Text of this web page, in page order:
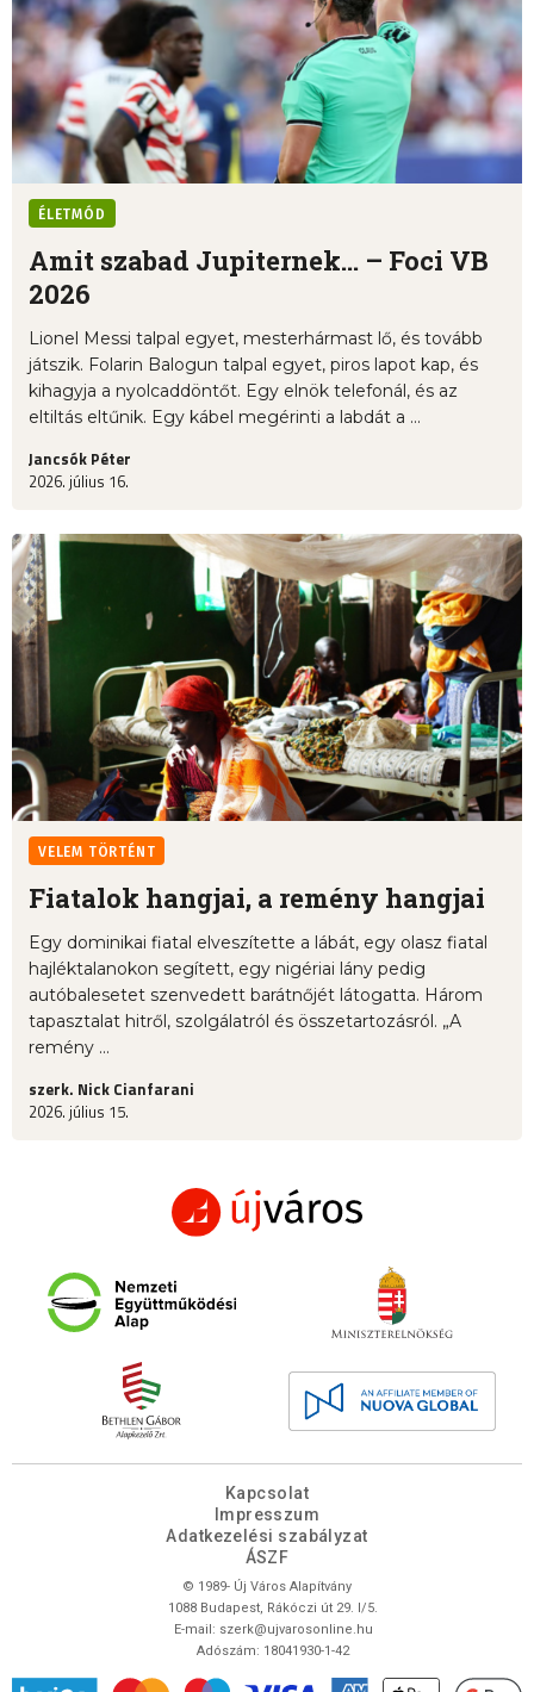
ÉLETMÓD
Amit szabad Jupiternek... – Foci VB
2026
Lionel Messi talpal egyet, mesterhármast lő, és tovább
játszik. Folarin Balogun talpal egyet, piros lapot kap, és
kihagyja a nyolcaddöntőt. Egy elnök telefonál, és az
eltiltás eltűnik. Egy kábel megérinti a labdát a ...
Jancsók Péter
2026. július 16.
VELEM TÖRTÉNT
Fiatalok hangjai, a remény hangjai
Egy dominikai fiatal elveszítette a lábát, egy olasz fiatal
hajléktalanokon segített, egy nigériai lány pedig
autóbalesetet szenvedett barátnőjét látogatta. Három
tapasztalat hitről, szolgálatról és összetartozásról. „A
remény ...
szerk. Nick Cianfarani
2026. július 15.
Kapcsolat
Impresszum
Adatkezelési szabályzat
ÁSZF
© 1989- Új Város Alapítvány
1088 Budapest, Rákóczi út 29. I/5.
E-mail: szerk@ujvarosonline.hu
Adószám: 18041930-1-42